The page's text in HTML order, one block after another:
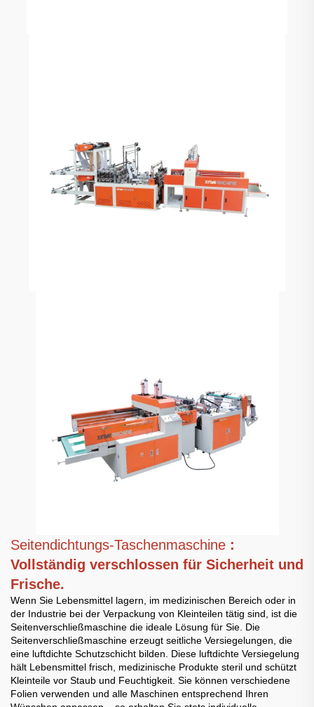
Seitendichtungs-Taschenmaschine :
Vollständig verschlossen für Sicherheit und
Frische.
Wenn Sie Lebensmittel lagern, im medizinischen Bereich oder in
der Industrie bei der Verpackung von Kleinteilen tätig sind, ist die
Seitenverschließmaschine die ideale Lösung für Sie. Die
Seitenverschließmaschine erzeugt seitliche Versiegelungen, die
eine luftdichte Schutzschicht bilden. Diese luftdichte Versiegelung
hält Lebensmittel frisch, medizinische Produkte steril und schützt
Kleinteile vor Staub und Feuchtigkeit. Sie können verschiedene
Folien verwenden und alle Maschinen entsprechend Ihren